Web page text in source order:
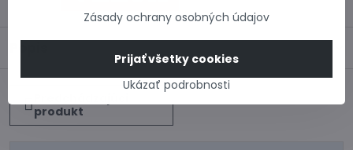
produkt
Zásady ochrany osobných údajov
Ukázať podrobnosti
Prijať všetky cookies